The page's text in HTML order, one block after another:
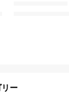
リー